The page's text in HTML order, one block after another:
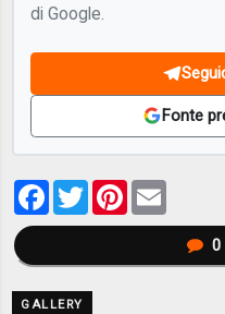
di Google.
Fonte
Facebook
TwitterPinterest
0
GALLERY